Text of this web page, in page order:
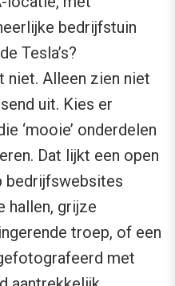
bedrijfstuin
Tesla’s?
niet. Alleen zien niet
uit. Kies er
‘mooie’ onderdelen
Dat lijkt een open
bedrijfswebsites
hallen, grijze
troep, of een
met